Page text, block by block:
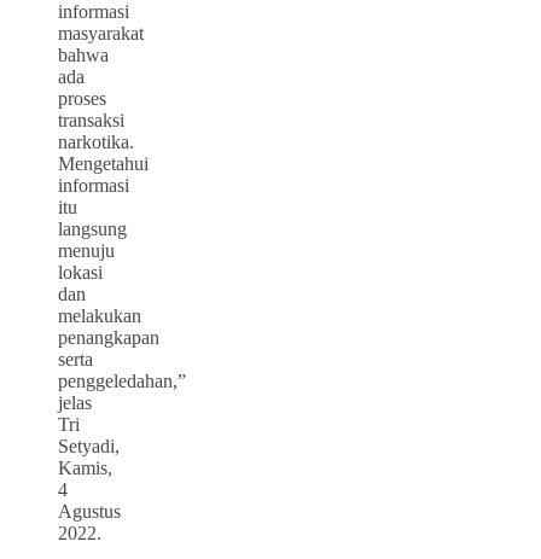
informasi
masyarakat
bahwa
ada
proses
transaksi
narkotika.
Mengetahui
informasi
itu
langsung
menuju
lokasi
dan
melakukan
penangkapan
serta
penggeledahan,”
jelas
Tri
Setyadi,
Kamis,
4
Agustus
2022.